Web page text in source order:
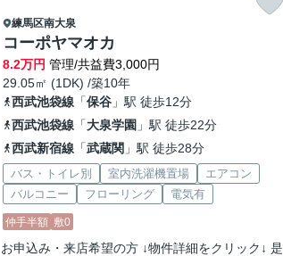
練馬区南大泉
コーポヤマオカ
8.2万円 管理/共益費3,000円
29.05㎡ (1DK) /築10年
西武池袋線「保谷」駅 徒歩12分
西武池袋線「大泉学園 」駅 徒歩22分
西武新宿線「武蔵関 」駅 徒歩28分
バス・トイレ別 室内洗濯機置場
エアコン
バルコニー
フローリング 電気有
仲手半額 敷0
お申込み・来店希望の方 ↓物件詳細をクリック↓ 是